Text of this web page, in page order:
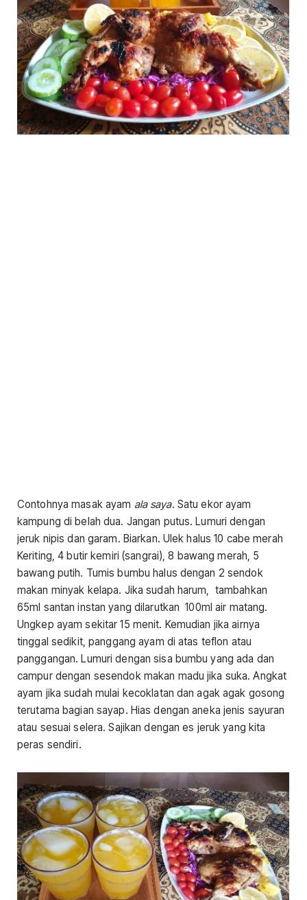
Contohnya masak ayam ala saya. Satu ekor ayam
kampung di belah dua. Jangan putus. Lumuri dengan
jeruk nipis dan garam. Biarkan. Ulek halus 10 cabe merah
Keriting, 4 butir kemiri (sangrai), 8 bawang merah, 5
bawang putih. Tumis bumbu halus dengan 2 sendok
makan minyak kelapa. Jika sudah harum, tambahkan
65ml santan instan yang dilarutkan 100ml air matang.
Ungkep ayam sekitar 15 menit. Kemudian jika airnya
tinggal sedikit, panggang ayam di atas teflon atau
panggangan. Lumuri dengan sisa bumbu yang ada dan
campur dengan sesendok makan madu jika suka. Angkat
ayam jika sudah mulai kecoklatan dan agak agak gosong
terutama bagian sayap. Hias dengan aneka jenis sayuran
atau sesuai selera. Sajikan dengan es jeruk yang kita
peras sendiri.